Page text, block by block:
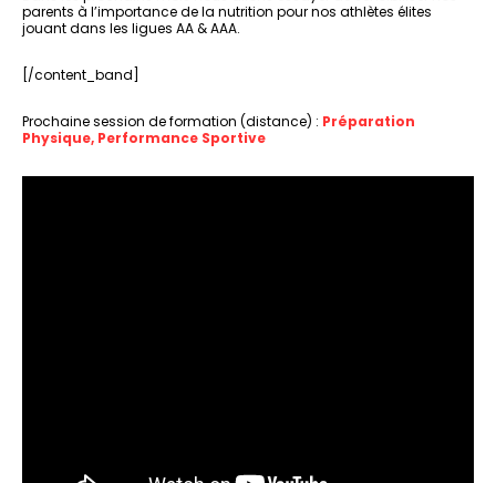
parents à l’importance de la nutrition pour nos athlètes élites
jouant dans les ligues AA & AAA.
[/content_band]
Prochaine session de formation (distance) : Préparation
Physique, Performance Sportive